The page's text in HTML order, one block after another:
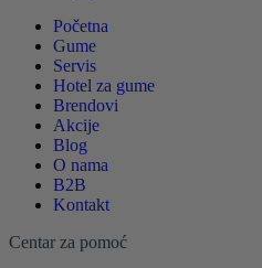
Početna
Gume
Servis
Hotel za gume
Brendovi
Akcije
Blog
O nama
B2B
Kontakt
Centar za pomoć